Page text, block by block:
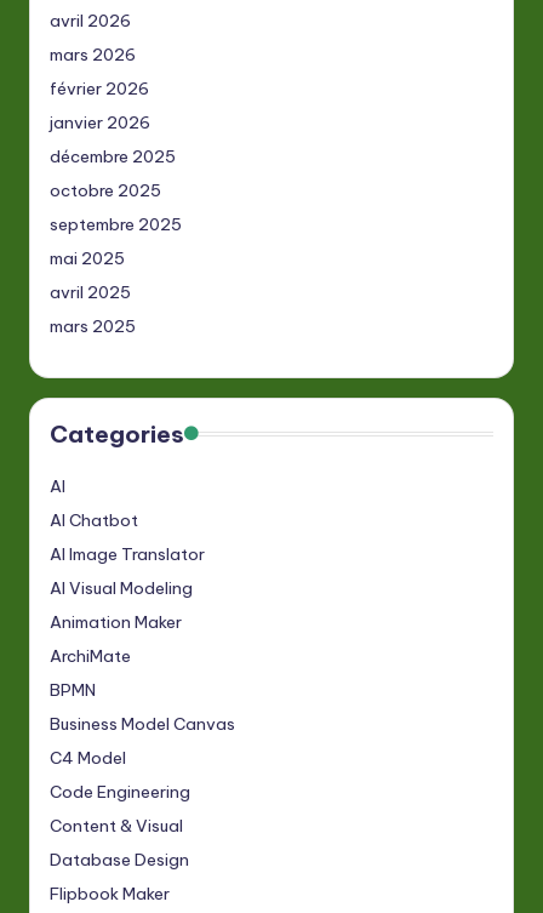
avril 2026
mars 2026
février 2026
janvier 2026
décembre 2025
octobre 2025
septembre 2025
mai 2025
avril 2025
mars 2025
Categories
AI
AI Chatbot
AI Image Translator
AI Visual Modeling
Animation Maker
ArchiMate
BPMN
Business Model Canvas
C4 Model
Code Engineering
Content & Visual
Database Design
Flipbook Maker